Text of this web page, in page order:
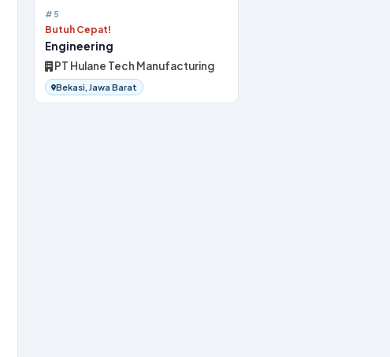
#5
Butuh Cepat!
Engineering
PT Hulane Tech Manufacturing
Bekasi, Jawa Barat